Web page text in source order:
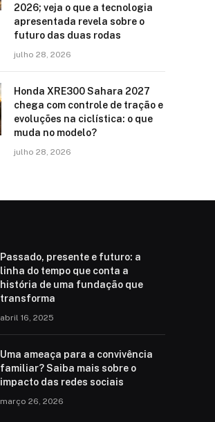
2026; veja o que a tecnologia
apresentada revela sobre o
futuro das duas rodas
julho 28, 2026
Honda XRE300 Sahara 2027
chega com controle de tração e
evoluções na ciclística: o que
muda no modelo?
julho 28, 2026
Passado, presente e futuro: a
linha do tempo que conta a
história de uma fundação que
transforma
abril 16, 2025
Uma ameaça para a convivência
familiar? Saiba mais sobre o
impacto das redes sociais
março 26, 2026